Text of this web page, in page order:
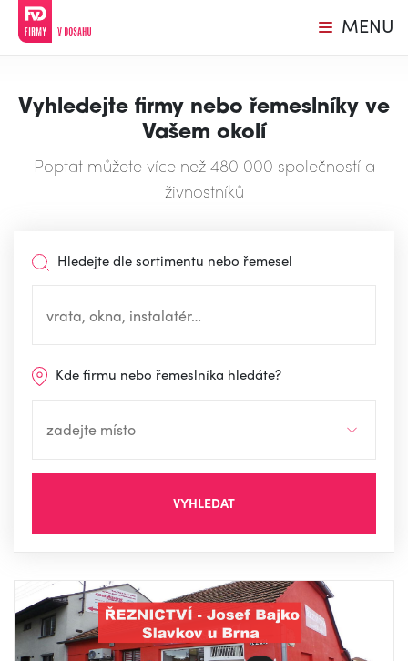
MENU
Vyhledejte firmy nebo řemeslníky ve
Vašem okolí
Poptat můžete více než 480 000 společností a
živnostníků
Hledejte dle sortimentu nebo řemesel
Kde firmu nebo řemeslníka hledáte?
VYHLEDAT